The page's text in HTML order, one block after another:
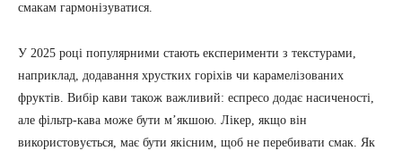
смакам гармонізуватися.
У 2025 році популярними стають експерименти з текстурами,
наприклад, додавання хрустких горіхів чи карамелізованих
фруктів. Вибір кави також важливий: еспресо додає насиченості,
але фільтр-кава може бути м’якшою. Лікер, якщо він
використовується, має бути якісним, щоб не перебивати смак. Як